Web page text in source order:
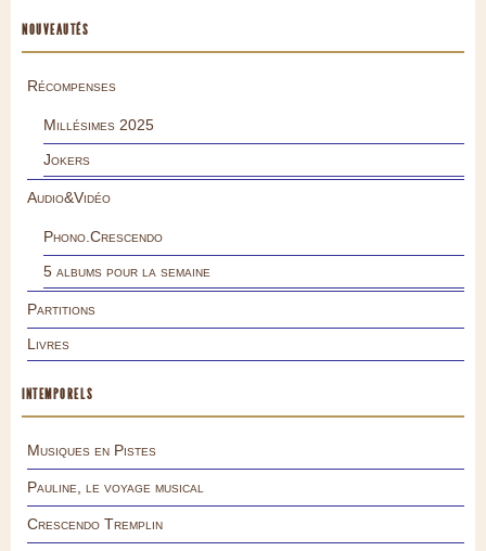
NOUVEAUTÉS
Récompenses
Millésimes 2025
Jokers
Audio&Vidéo
Phono.Crescendo
5 albums pour la semaine
Partitions
Livres
INTEMPORELS
Musiques en Pistes
Pauline, le voyage musical
Crescendo Tremplin